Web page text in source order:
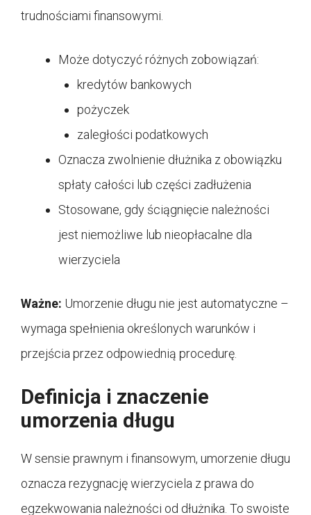
trudnościami finansowymi.
Może dotyczyć różnych zobowiązań:
kredytów bankowych
pożyczek
zaległości podatkowych
Oznacza zwolnienie dłużnika z obowiązku
spłaty całości lub części zadłużenia
Stosowane, gdy ściągnięcie należności
jest niemożliwe lub nieopłacalne dla
wierzyciela
Ważne: Umorzenie długu nie jest automatyczne –
wymaga spełnienia określonych warunków i
przejścia przez odpowiednią procedurę.
Definicja i znaczenie
umorzenia długu
W sensie prawnym i finansowym, umorzenie długu
oznacza rezygnację wierzyciela z prawa do
egzekwowania należności od dłużnika. To swoiste